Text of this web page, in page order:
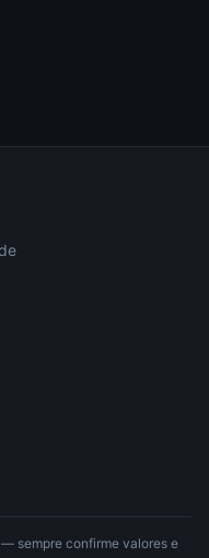
sempre confirme valores e